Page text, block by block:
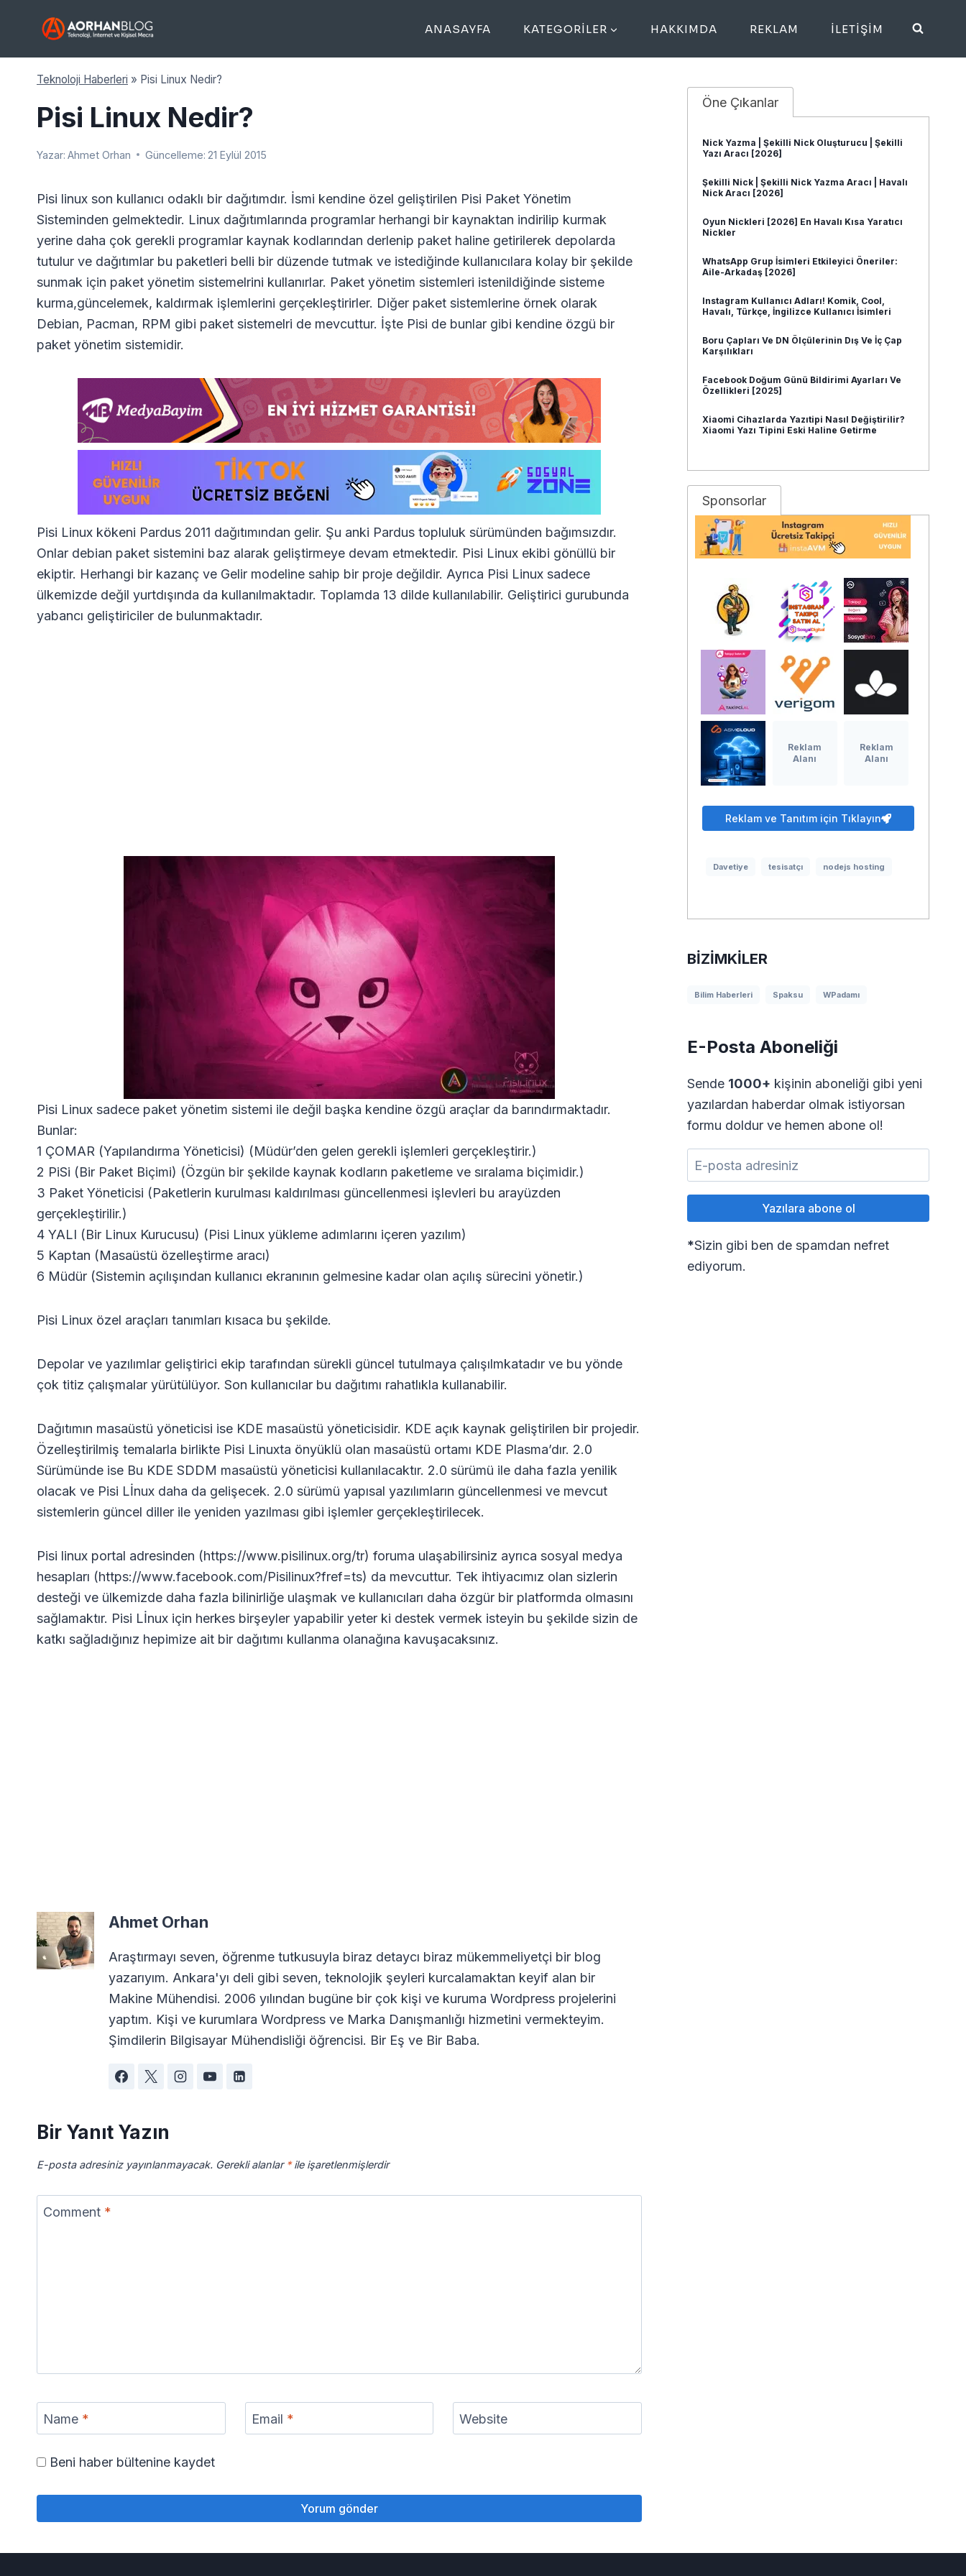
ANASAYFA KATEGORILER HAKKIMDA REKLAM İLETIŞIM
Teknoloji Haberleri » Pisi Linux Nedir?
Pisi Linux Nedir?
Yazar: Ahmet Orhan Güncelleme: 21 Eylül 2015
Pisi linux son kullanıcı odaklı bir dağıtımdır. İsmi kendine özel geliştirilen Pisi Paket Yönetim
Sisteminden gelmektedir. Linux dağıtımlarında programlar herhangi bir kaynaktan indirilip kurmak
yerine daha çok gerekli programlar kaynak kodlarından derlenip paket haline getirilerek depolarda
tutulur ve dağıtımlar bu paketleri belli bir düzende tutmak ve istediğinde kullanıcılara kolay bir şekilde
sunmak için paket yönetim sistemelrini kullanırlar. Paket yönetim sistemleri istenildiğinde sisteme
kurma,güncelemek, kaldırmak işlemlerini gerçekleştirirler. Diğer paket sistemlerine örnek olarak
Debian, Pacman, RPM gibi paket sistemelri de mevcuttur. İşte Pisi de bunlar gibi kendine özgü bir
paket yönetim sistemidir.
Pisi Linux kökeni Pardus 2011 dağıtımından gelir. Şu anki Pardus topluluk sürümünden bağımsızdır.
Onlar debian paket sistemini baz alarak geliştirmeye devam etmektedir. Pisi Linux ekibi gönüllü bir
ekiptir. Herhangi bir kazanç ve Gelir modeline sahip bir proje değildir. Ayrıca Pisi Linux sadece
ülkemizde değil yurtdışında da kullanılmaktadır. Toplamda 13 dilde kullanılabilir. Geliştirici gurubunda
yabancı geliştiriciler de bulunmaktadır.
Pisi Linux sadece paket yönetim sistemi ile değil başka kendine özgü araçlar da barındırmaktadır.
Bunlar:
1 ÇOMAR (Yapılandırma Yöneticisi) (Müdür’den gelen gerekli işlemleri gerçekleştirir.)
2 PiSi (Bir Paket Biçimi) (Özgün bir şekilde kaynak kodların paketleme ve sıralama biçimidir.)
3 Paket Yöneticisi (Paketlerin kurulması kaldırılması güncellenmesi işlevleri bu arayüzden
gerçekleştirilir.)
4 YALI (Bir Linux Kurucusu) (Pisi Linux yükleme adımlarını içeren yazılım)
5 Kaptan (Masaüstü özelleştirme aracı)
6 Müdür (Sistemin açılışından kullanıcı ekranının gelmesine kadar olan açılış sürecini yönetir.)
Pisi Linux özel araçları tanımları kısaca bu şekilde.
Depolar ve yazılımlar geliştirici ekip tarafından sürekli güncel tutulmaya çalışılmkatadır ve bu yönde
çok titiz çalışmalar yürütülüyor. Son kullanıcılar bu dağıtımı rahatlıkla kullanabilir.
Dağıtımın masaüstü yöneticisi ise KDE masaüstü yöneticisidir. KDE açık kaynak geliştirilen bir projedir.
Özelleştirilmiş temalarla birlikte Pisi Linuxta önyüklü olan masaüstü ortamı KDE Plasma’dır. 2.0
Sürümünde ise Bu KDE SDDM masaüstü yöneticisi kullanılacaktır. 2.0 sürümü ile daha fazla yenilik
olacak ve Pisi Lİnux daha da gelişecek. 2.0 sürümü yapısal yazılımların güncellenmesi ve mevcut
sistemlerin güncel diller ile yeniden yazılması gibi işlemler gerçekleştirilecek.
Pisi linux portal adresinden (https://www.pisilinux.org/tr) foruma ulaşabilirsiniz ayrıca sosyal medya
hesapları (https://www.facebook.com/Pisilinux?fref=ts) da mevcuttur. Tek ihtiyacımız olan sizlerin
desteği ve ülkemizde daha fazla bilinirliğe ulaşmak ve kullanıcıları daha özgür bir platformda olmasını
sağlamaktır. Pisi Lİnux için herkes birşeyler yapabilir yeter ki destek vermek isteyin bu şekilde sizin de
katkı sağladığınız hepimize ait bir dağıtımı kullanma olanağına kavuşacaksınız.
Ahmet Orhan
Araştırmayı seven, öğrenme tutkusuyla biraz detaycı biraz mükemmeliyetçi bir blog
yazarıyım. Ankara'yı deli gibi seven, teknolojik şeyleri kurcalamaktan keyif alan bir
Makine Mühendisi. 2006 yılından bugüne bir çok kişi ve kuruma Wordpress projelerini
yaptım. Kişi ve kurumlara Wordpress ve Marka Danışmanlığı hizmetini vermekteyim.
Şimdilerin Bilgisayar Mühendisliği öğrencisi. Bir Eş ve Bir Baba.
Bir Yanıt Yazın
E-posta adresiniz yayınlanmayacak. Gerekli alanlar *ile işaretlenmişlerdir
Comment *
Name * Email * Website
Beni haber bültenine kaydet
Öne Çıkanlar
Nick Yazma | Şekilli Nick Oluşturucu | Şekilli
Yazı Aracı [2026]
Şekilli Nick | Şekilli Nick Yazma Aracı | Havalı
Nick Aracı [2026]
Oyun Nickleri [2026] En Havalı Kısa Yaratıcı
Nickler
WhatsApp Grup İsimleri Etkileyici Öneriler:
Aile-Arkadaş [2026]
Instagram Kullanıcı Adları! Komik, Cool,
Havalı, Türkçe, İngilizce Kullanıcı İsimleri
Boru Çapları Ve DN Ölçülerinin Dış Ve İç Çap
Karşılıkları
Facebook Doğum Günü Bildirimi Ayarları Ve
Özellikleri [2025]
Xiaomi Cihazlarda Yazıtipi Nasıl Değiştirilir?
Xiaomi Yazı Tipini Eski Haline Getirme
Sponsorlar
Reklam
Alanı
Reklam
Alanı
Reklam ve Tanıtım için Tıklayın
Davetiye tesisatçı nodejs hosting
BIZIMKILER
Bilim Haberleri Spaksu WPadamı
E-Posta Aboneliği
Sende 1000+ kişinin aboneliği gibi yeni
yazılardan haberdar olmak istiyorsan
formu doldur ve hemen abone ol!
*Sizin gibi ben de spamdan nefret
ediyorum.